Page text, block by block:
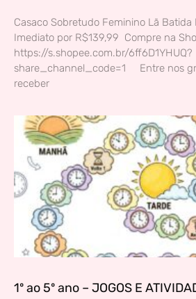
Casaco Sobretudo Feminino Lã
Imediato por R$139,99 Compre na
https://s.shopee.com.br/6ff6D1YHUQ?
share_channel_code=1 Entre nos
receber
1º ao 5º ano – JOGOS E